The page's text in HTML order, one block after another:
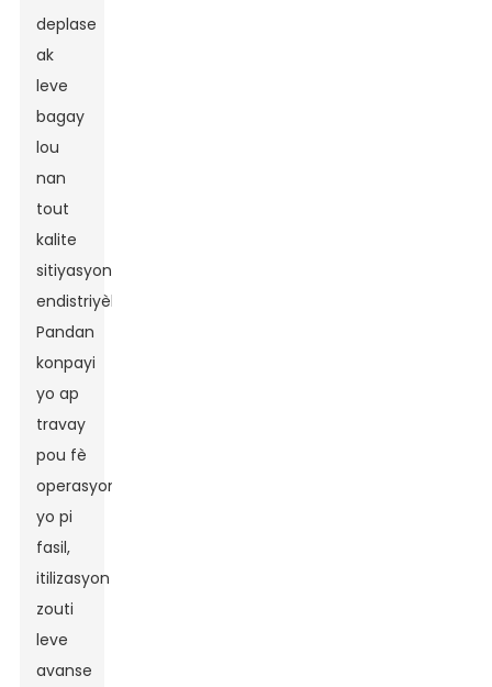
deplase
ak
leve
bagay
lou
nan
tout
kalite
sitiyasyon
endistriyèl.
Pandan
konpayi
yo ap
travay
pou fè
operasyon
yo pi
fasil,
itilizasyon
zouti
leve
avanse